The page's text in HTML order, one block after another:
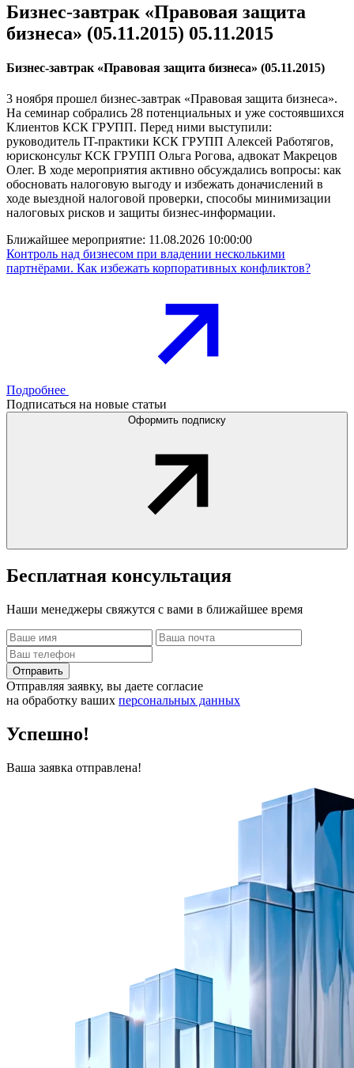
Бизнес-завтрак «Правовая защита
бизнеса» (05.11.2015) 05.11.2015
Бизнес-завтрак «Правовая защита бизнеса» (05.11.2015)
3 ноября прошел бизнес-завтрак «Правовая защита бизнеса».
На семинар собрались 28 потенциальных и уже состоявшихся
Клиентов КСК ГРУПП. Перед ними выступили:
руководитель IT-практики КСК ГРУПП Алексей Работягов,
юрисконсульт КСК ГРУПП Ольга Рогова, адвокат Макрецов
Олег. В ходе мероприятия активно обсуждались вопросы: как
обосновать налоговую выгоду и избежать доначислений в
ходе выездной налоговой проверки, способы минимизации
налоговых рисков и защиты бизнес-информации.
Ближайшее мероприятие: 11.08.2026 10:00:00
Контроль над бизнесом при владении несколькими
партнёрами. Как избежать корпоративных конфликтов?
Подробнее
Подписаться на новые статьи
Оформить подписку
Бесплатная консультация
Наши менеджеры свяжутся с вами в ближайшее время
Отправить
Отправляя заявку, вы даете согласие
на обработку ваших персональных данных
Успешно!
Ваша заявка отправлена!